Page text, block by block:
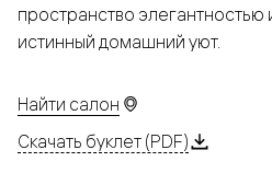
пространство элегантностью
истинный домашний уют.
Найти салон
Скачать буклет (PDF)